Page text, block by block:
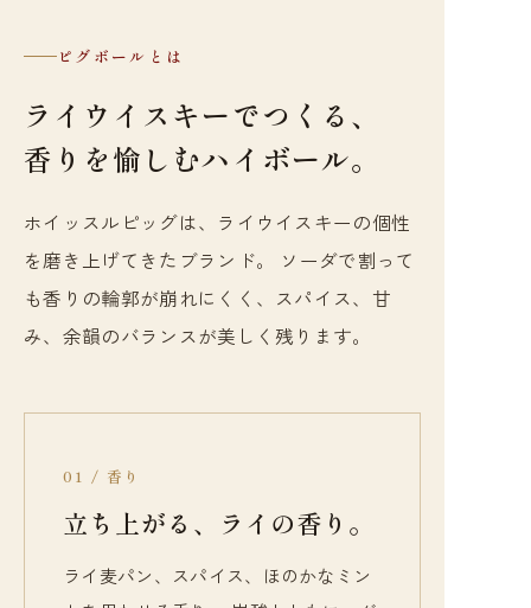
ピグボールとは
ライウイスキーでつくる、
香りを愉しむハイボール。
ホイッスルピッグは、ライウイスキーの個性
を磨き上げてきたブランド。 ソーダで割って
も香りの輪郭が崩れにくく、スパイス、甘
み、余韻のバランスが美しく残ります。
01 / 香り
立ち上がる、ライの香り。
ライ麦パン、スパイス、ほのかなミン